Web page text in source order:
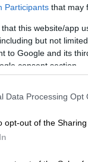
Participants that may
that this website/app
but not
to Google and its
consent section.
Data Processing Opt
opt-out of the
ανοιχτά για
, παραδεχόμενη
το
με
λόγο της